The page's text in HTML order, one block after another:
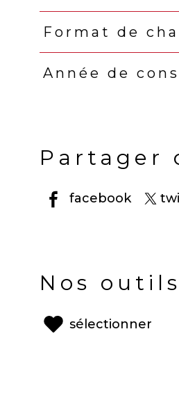
Format de
Année de
Partager
facebook
Nos outils
sélectionner